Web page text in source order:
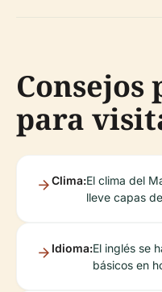
Consejos
para
Clima:El clima del
lleve capas
Idioma:El inglés se
básicos en